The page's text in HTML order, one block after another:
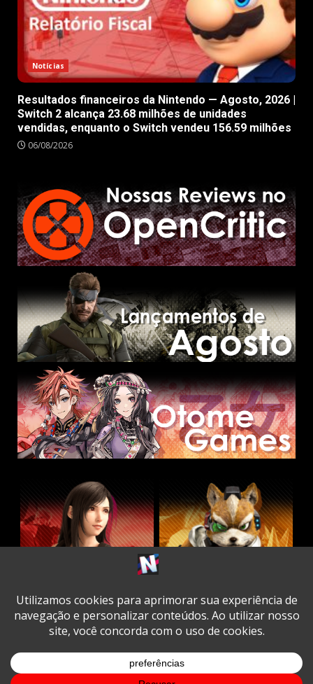
Notícias
Resultados financeiros da Nintendo — Agosto, 2026 |
Switch 2 alcança 23.68 milhões de unidades
vendidas, enquanto o Switch vendeu 156.59 milhões
06/08/2026
TwitterFacebook
Instagram
YoutubeSpotifyCookie
Policy